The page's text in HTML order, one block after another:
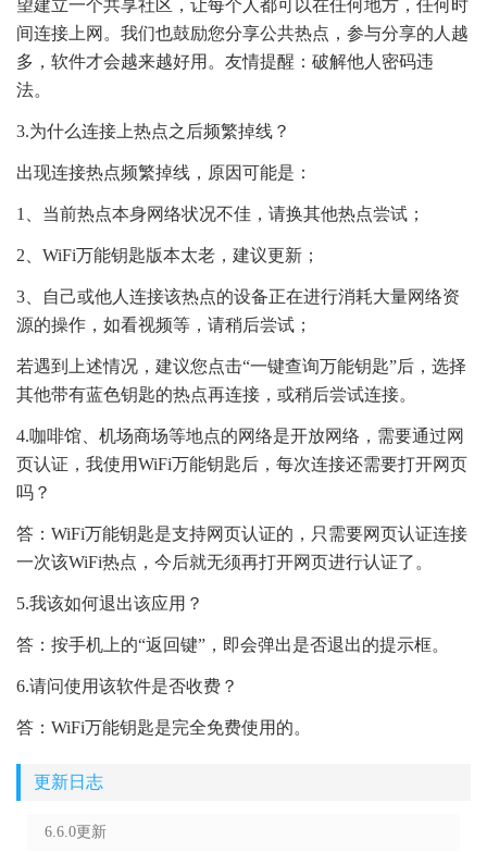
望建立一个共享社区，让每个人都可以在任何地方，任何时
间连接上网。我们也鼓励您分享公共热点，参与分享的人越
多，软件才会越来越好用。友情提醒：破解他人密码违
法。
3.为什么连接上热点之后频繁掉线？
出现连接热点频繁掉线，原因可能是：
1、当前热点本身网络状况不佳，请换其他热点尝试；
2、WiFi万能钥匙版本太老，建议更新；
3、自己或他人连接该热点的设备正在进行消耗大量网络资
源的操作，如看视频等，请稍后尝试；
若遇到上述情况，建议您点击“一键查询万能钥匙”后，选择
其他带有蓝色钥匙的热点再连接，或稍后尝试连接。
4.咖啡馆、机场商场等地点的网络是开放网络，需要通过网
页认证，我使用WiFi万能钥匙后，每次连接还需要打开网页
吗？
答：WiFi万能钥匙是支持网页认证的，只需要网页认证连接
一次该WiFi热点，今后就无须再打开网页进行认证了。
5.我该如何退出该应用？
答：按手机上的“返回键”，即会弹出是否退出的提示框。
6.请问使用该软件是否收费？
答：WiFi万能钥匙是完全免费使用的。
更新日志
6.6.0更新